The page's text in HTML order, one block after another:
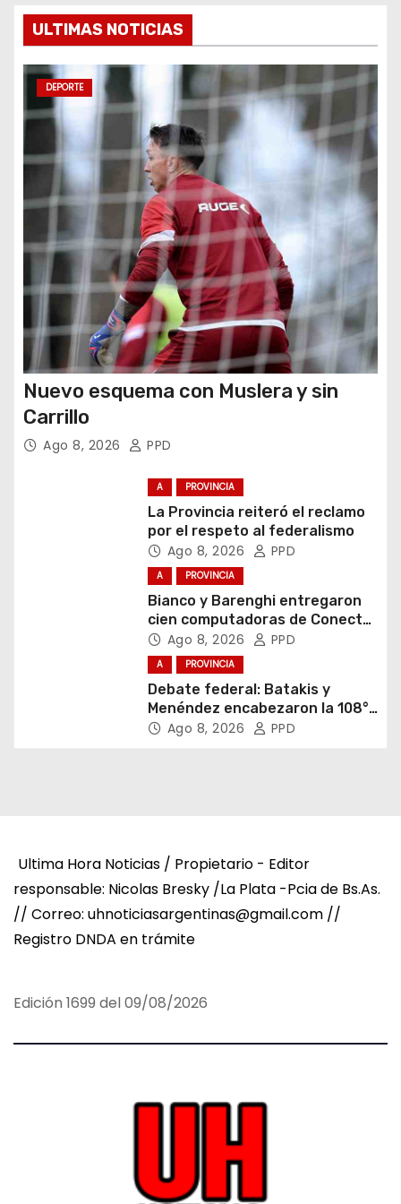
e
n
r
a
d
a
s
ULTIMAS NOTICIAS
DEPORTE
Nuevo esquema con Muslera y sin
Carrillo
Ago 8, 2026 PPD
A PROVINCIA
La Provincia reiteró el reclamo
por el respeto al federalismo
Ago 8, 2026 PPD
A PROVINCIA
Bianco y Barenghi entregaron
cien computadoras de Conectar
Igualdad Bonaerense
Ago 8, 2026 PPD
A PROVINCIA
Debate federal: Batakis y
Menéndez encabezaron la 108°
Asamblea del CNV
Ago 8, 2026 PPD
Ultima Hora Noticias / Propietario - Editor
responsable: Nicolas Bresky /La Plata -Pcia de Bs.As.
// Correo: uhnoticiasargentinas@gmail.com //
Registro DNDA en trámite
Edición 1699 del 09/08/2026